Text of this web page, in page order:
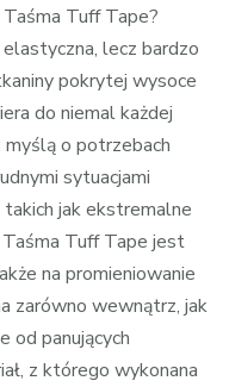
Tuff Tape?
lecz bardzo
pokrytej wysoce
do niemal każdej
myślą o potrzebach
sytuacjami
takich jak ekstremalne
Tuff Tape jest
na promieniowanie
zarówno wewnątrz, jak
od panujących
z którego wykonana